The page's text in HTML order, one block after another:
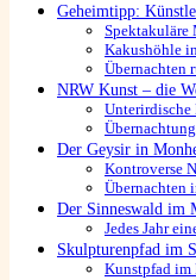
Geheimtipp:
Spektakuläre
Kakushöhle
Übernachten
NRW Kunst – die
Unterirdische
Der Geysir in
Kontroverse
Übernachten
Der Sinneswald im
Jedes Jahr
Skulpturenpfad im
Kunstpfad im